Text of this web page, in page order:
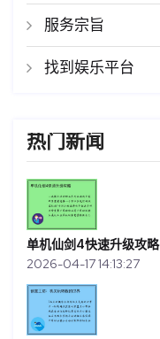
服务宗旨
找到娱乐平台
热门新闻
单机仙剑4快速升级攻略
2026-04-17 14:13:27